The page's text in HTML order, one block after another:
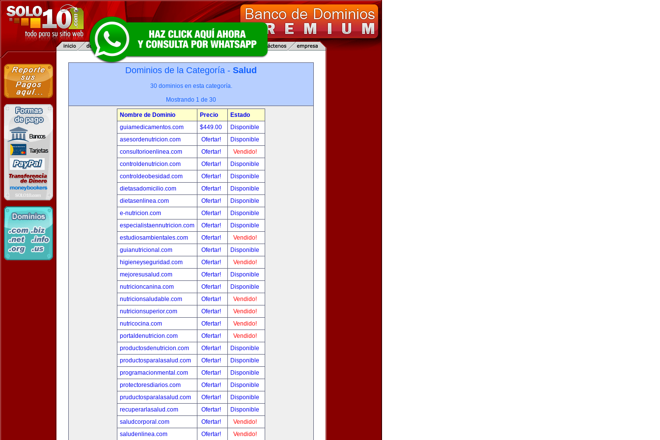
Dominios de la Categoría - Salud
30 dominios en esta categoría.
Mostrando 1 de 30
Nombre de Dominio Precio
Estado
guiamedicamentos.com
$449.00
Disponible
asesordenutricion.com
Ofertar!
Disponible
consultorioenlinea.com
Ofertar!
Vendido!
controldenutricion.com
Ofertar!
Disponible
controldeobesidad.com
Ofertar!
Disponible
dietasadomicilio.com
Ofertar!
Disponible
dietasenlinea.com
Ofertar!
Disponible
e-nutricion.com
Ofertar!
Disponible
especialistaennutricion.com
Ofertar!
Disponible
estudiosambientales.com
Ofertar!
Vendido!
guianutricional.com
Ofertar!
Disponible
higieneyseguridad.com
Ofertar!
Vendido!
mejoresusalud.com
Ofertar!
Disponible
nutricioncanina.com
Ofertar!
Disponible
nutricionsaludable.com
Ofertar!
Vendido!
nutricionsuperior.com
Ofertar!
Vendido!
nutricocina.com
Ofertar!
Vendido!
portaldenutricion.com
Ofertar!
Vendido!
productosdenutricion.com
Ofertar!
Disponible
productosparalasalud.com
Ofertar!
Disponible
programacionmental.com
Ofertar!
Disponible
protectoresdiarios.com
Ofertar!
Disponible
pruductosparalasalud.com
Ofertar!
Disponible
recuperarlasalud.com
Ofertar!
Disponible
saludcorporal.com
Ofertar!
Vendido!
saludenlinea.com
Ofertar! Vendido!